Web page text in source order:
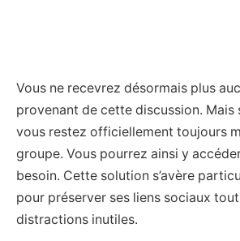
Vous ne recevrez désormais plus
provenant de cette discussion. Mais
vous restez officiellement toujours
groupe. Vous pourrez ainsi y
besoin. Cette solution s’avère
pour préserver ses liens sociaux
distractions inutiles.